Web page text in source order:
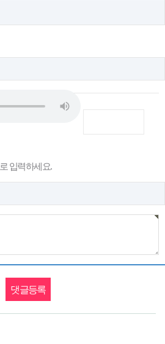
입력하세요.